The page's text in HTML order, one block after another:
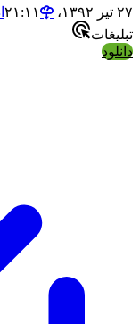
۲۷ تیر ۱۳۹۲،‏ ۲۱:۱۱
تبلیغات
دانلود